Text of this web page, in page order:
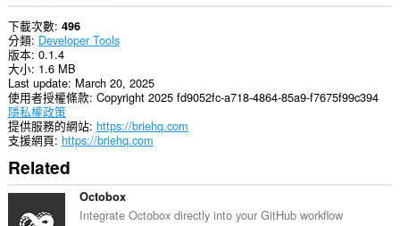
籤
與
瀏
覽
活
動。
下載次數 496
分類 Developer Tools
版本 0.1.4
大小 1.6 MB
Last update March 20, 2025
使用者授權條款 Copyright 2025 fd9052fc-a718-4864-85a9-f7675f99c394
隱私權政策
提供服務的網站 https://briehq.com
支援網頁 https://briehq.com
Related
Octobox
Integrate Octobox directly into your GitHub workflow